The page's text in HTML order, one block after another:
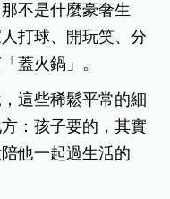
不是什麼豪奢生
打球、開玩笑、分
蓋火鍋」。
這些稀鬆平常的細
：孩子要的，其實
他一起過生活的